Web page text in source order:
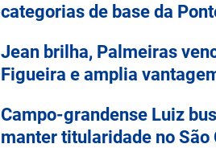
categorias de base da
Jean brilha, Palmeiras
Figueira e amplia
Campo-grandense Luiz
manter titularidade no São